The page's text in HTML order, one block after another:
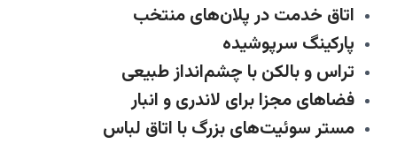
اتاق خدمت در پلان‌های منتخب
پارکینگ سرپوشیده
تراس و بالکن با چشم‌انداز طبیعی
فضاهای مجزا برای لاندری و انبار
مستر سوئیت‌های بزرگ با اتاق لباس